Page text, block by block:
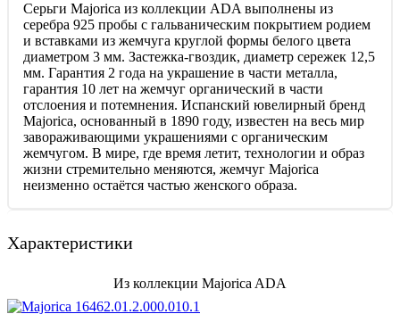
Серьги Majorica из коллекции ADA выполнены из
серебра 925 пробы с гальваническим покрытием родием
и вставками из жемчуга круглой формы белого цвета
диаметром 3 мм. Застежка-гвоздик, диаметр сережек 12,5
мм. Гарантия 2 года на украшение в части металла,
гарантия 10 лет на жемчуг органический в части
отслоения и потемнения. Испанский ювелирный бренд
Majorica, основанный в 1890 году, известен на весь мир
завораживающими украшениями c органическим
жемчугом. В мире, где время летит, технологии и образ
жизни стремительно меняются, жемчуг Majorica
неизменно остаётся частью женского образа.
Характеристики
Из коллекции Majorica ADA